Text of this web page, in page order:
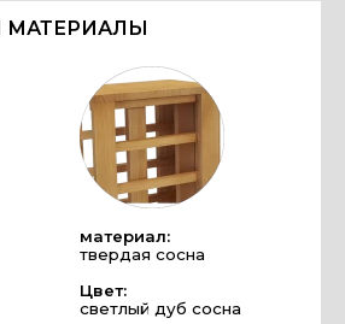
МАТЕРИАЛЫ
материал:
твердая сосна
Цвет:
светлый дуб сосна